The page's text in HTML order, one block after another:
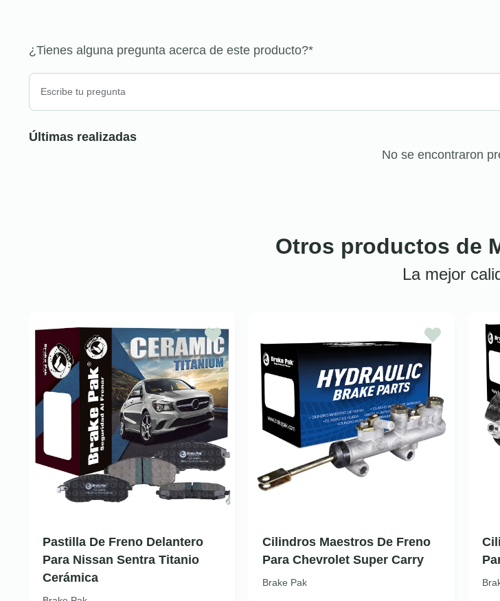
¿Tienes alguna pregunta acerca de este producto?*
Últimas realizadas
No se encontraron
Otros productos de
La mejor
Pastilla De Freno Delantero
Para Nissan Sentra Titanio
Cerámica
Cilindros Maestros De Freno
Para Chevrolet Super Carry
Brake Pak